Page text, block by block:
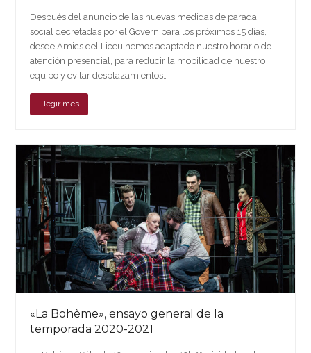
Después del anuncio de las nuevas medidas de parada
social decretadas por el Govern para los próximos 15 días,
desde Amics del Liceu hemos adaptado nuestro horario de
atención presencial, para reducir la mobilidad de nuestro
equipo y evitar desplazamientos…
Llegir més
«La Bohème», ensayo general de la
temporada 2020-2021